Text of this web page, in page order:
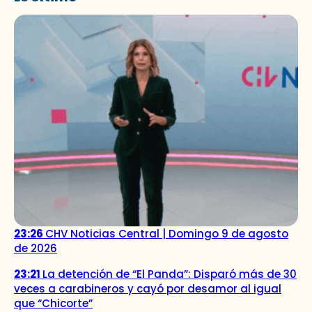
23:26 CHV Noticias Central | Domingo 9 de agosto
de 2026
23:21 La detención de “El Panda”: Disparó más de 30
veces a carabineros y cayó por desamor al igual
que “Chicorte”